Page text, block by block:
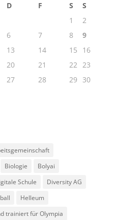
D F S
S
1
2
6 7 8
9
13 14 15
16
20 21 22 23
27 28 29
30
Biologie
Bolyai
Schule
Diversity AG
Helleum
trainiert für Olympia